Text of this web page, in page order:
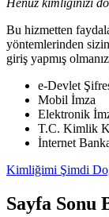
Bu hizmetten
yöntemlerinden
giriş yapmış
e-Devlet
Mobil İmza
Elektronik
T.C. Kimlik
İnternet
Kimliğimi Şimdi
Sayfa Sonu